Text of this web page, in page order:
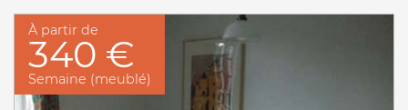
À partir de
340 €
Semaine (meublé)